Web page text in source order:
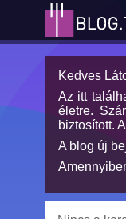
Kedves
Az itt
életre.
biztosított.
A blog új